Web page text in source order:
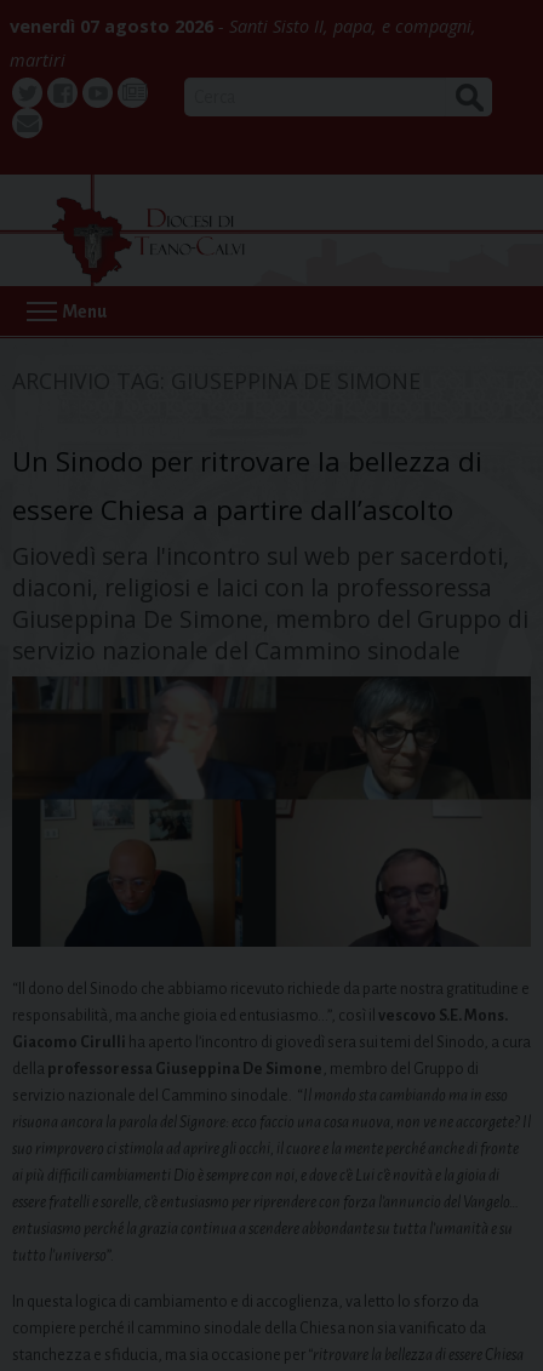
content
venerdì 07 agosto 2026
Santi Sisto II, papa, e compagni,
martiri
Twitter
Notizia
Menu
Un Sinodo per ritrovare la bellezza di
essere Chiesa a partire dall’ascolto
Giovedì sera l'incontro sul web per sacerdoti,
diaconi, religiosi e laici con la professoressa
Giuseppina De Simone, membro del Gruppo di
servizio nazionale del Cammino sinodale
“Il dono del Sinodo che abbiamo ricevuto richiede da parte nostra gratitudine e
responsabilità, ma anche gioia ed entusiasmo…”, così il vescovo S.E. Mons.
Giacomo Cirulli ha aperto l’incontro di giovedì sera sui temi del Sinodo, a cura
della professoressa Giuseppina De Simone , membro del Gruppo di
servizio nazionale del Cammino sinodale. “Il mondo sta cambiando ma in esso
risuona ancora la parola del Signore: ecco faccio una cosa nuova, non ve ne accorgete? Il
suo rimprovero ci stimola ad aprire gli occhi, il cuore e la mente perché anche di fronte
ai più difficili cambiamenti Dio è sempre con noi, e dove c’è Lui c’è novità e la gioia di
essere fratelli e sorelle, c’è entusiasmo per riprendere con forza l’annuncio del Vangelo…
entusiasmo perché la grazia continua a scendere abbondante su tutta l’umanità e su
tutto l’universo”.
In questa logica di cambiamento e di accoglienza, va letto lo sforzo da
compiere perché il cammino sinodale della Chiesa non sia vanificato da
stanchezza e sfiducia, ma sia occasione per “ritrovare la bellezza di essere Chiesa